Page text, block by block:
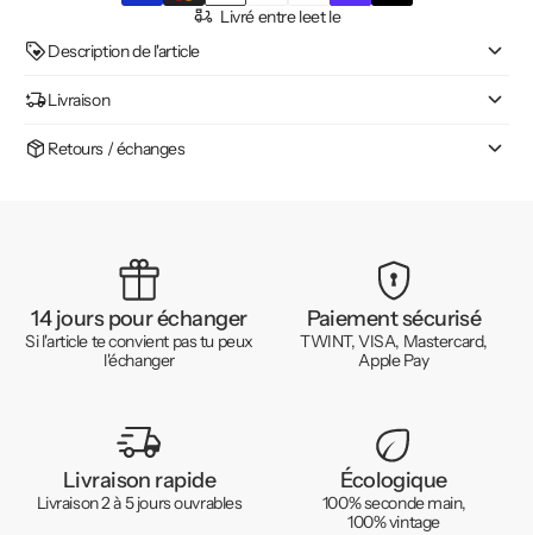
Livré entre leet le
Description de l'article
Livraison
Retours / échanges
14 jours pour échanger
Si l'article te convient pas tu peux
l'échanger
Paiement sécurisé
TWINT, VISA, Mastercard,
Apple Pay
Livraison rapide
Livraison 2 à 5 jours ouvrables
Écologique
100% seconde main,
100% vintage